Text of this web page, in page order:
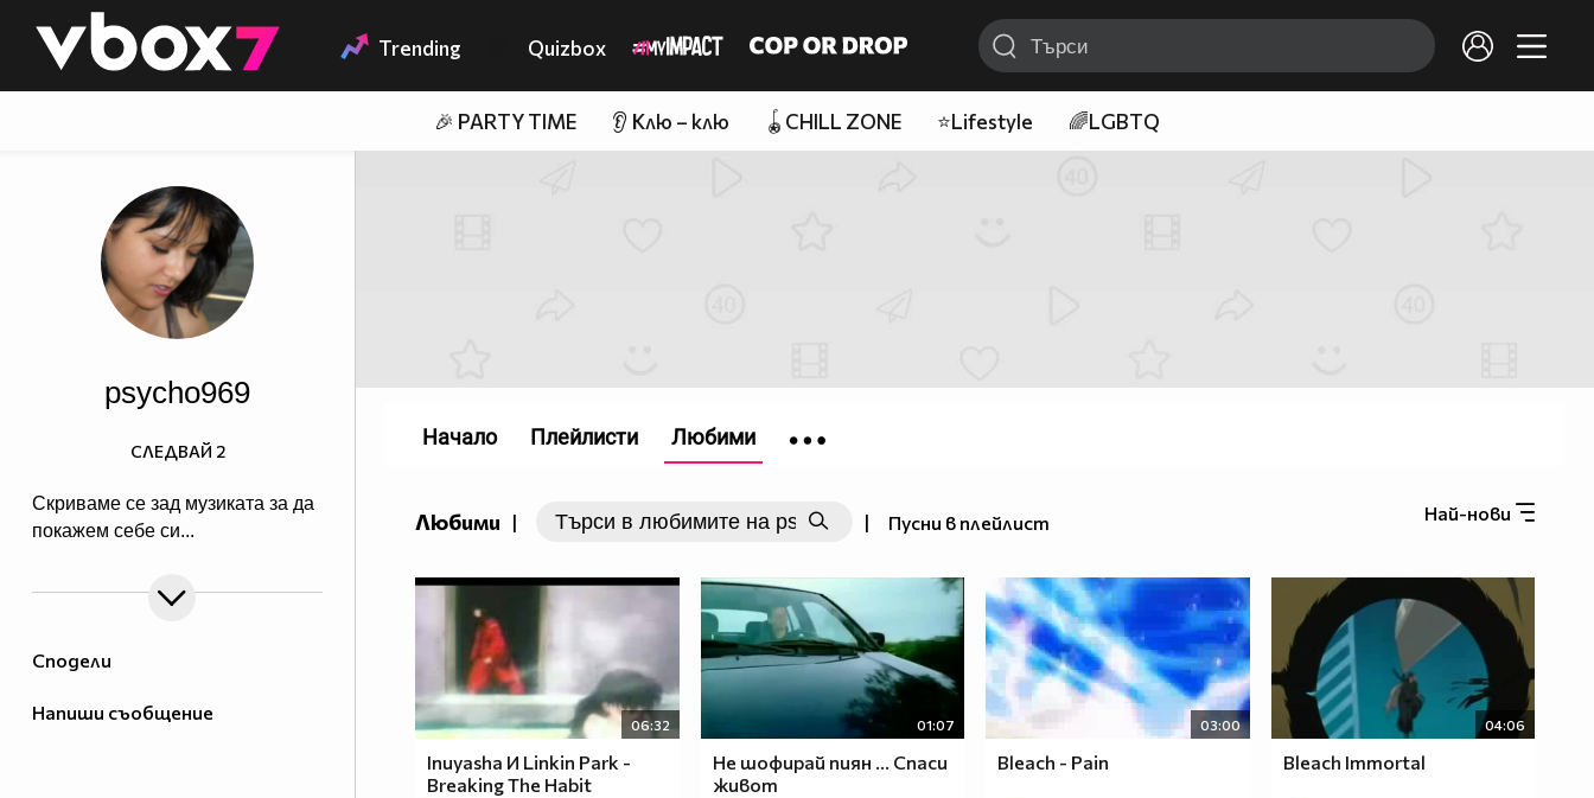
👾 Trending Quizbox
🎉 PARTY TIME 👂 Клю – клю 🪀CHILL ZONE ⭐Lifestyle 🌈LGBTQ
Сподели
Напиши съобщение
psycho969
Скриваме се зад музиката за да
покажем себе си...
СЛЕДВАЙ 2
Любими | | Пусни в плейлист Най-нови
06:32
Inuyasha И Linkin Park -
Breaking The Habit
01:07
Не шофирай пиян ... Спаси
живот
03:00
Bleach - Pain
04:06
Bleach Immortal
Начало Плейлисти Любими